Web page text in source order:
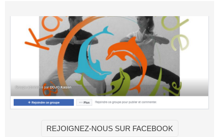
REJOIGNEZ-NOUS SUR FACEBOOK